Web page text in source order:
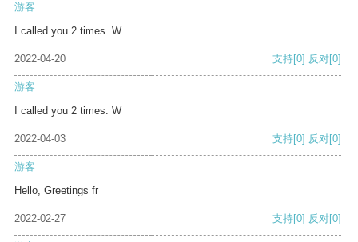
游客
I called you 2 times. W
2022-04-20 支持[0] 反对[0]
游客
I called you 2 times. W
2022-04-03 支持[0] 反对[0]
游客
Hello, Greetings fr
2022-02-27 支持[0] 反对[0]